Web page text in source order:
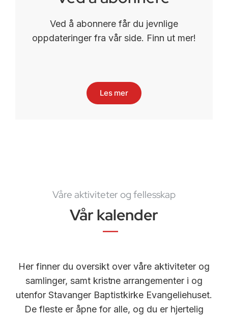
Ved å abonnere får du jevnlige
oppdateringer fra vår side. Finn ut mer!
Les mer
Våre aktiviteter og fellesskap
Vår kalender
Her finner du oversikt over våre aktiviteter og
samlinger, samt kristne arrangementer i og
utenfor Stavanger Baptistkirke Evangeliehuset.
De fleste er åpne for alle, og du er hjertelig